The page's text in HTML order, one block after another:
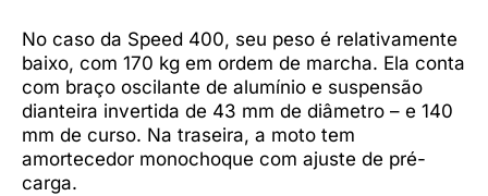
No caso da Speed 400, seu peso é relativamente
baixo, com 170 kg em ordem de marcha. Ela conta
com braço oscilante de alumínio e suspensão
dianteira invertida de 43 mm de diâmetro – e 140
mm de curso. Na traseira, a moto tem
amortecedor monochoque com ajuste de pré-
carga.